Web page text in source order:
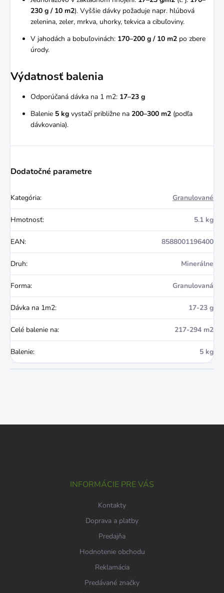
230 g / 10 m2). Vyššie dávky požaduje napr. hlúbová
zelenina, zeler, mrkva, uhorky, tekvica a cibuľoviny.
V jahodách a bobuľovinách: 170–200 g / 10 m2 po zbere
úrody.
Výdatnosť balenia
Odporúčaná dávka na 1 m2: 17–23 g
Balenie 5 kg vystačí približne na 200–300 m2 (podľa
dávkovania).
Dodatočné parametre
Kategória: Granulované
Hmotnosť: 5.1 kg
EAN: 8588001196400
Druh: Minerálne
Forma: Granulovaná
Dávka na 1m2: 17-23 g
Celé balenie na: 217-294 m2
Balenie: 5 kg
INFORMÁCIE PRE VÁS
Kontakty
Doprava a platby
Predajňa
Hodnotenie obchodu
Reklamácia
Predávané značky